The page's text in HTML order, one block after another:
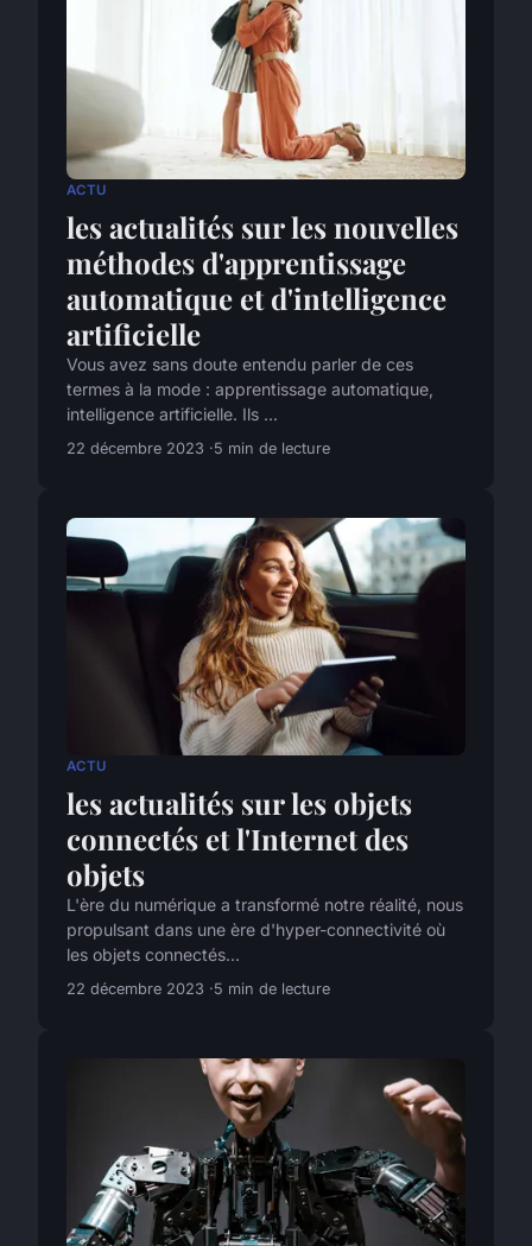
ACTU
les actualités sur les nouvelles
méthodes d'apprentissage
automatique et d'intelligence
artificielle
Vous avez sans doute entendu parler de ces
termes à la mode : apprentissage automatique,
intelligence artificielle. Ils ...
22 décembre 2023 5 min de lecture
ACTU
les actualités sur les objets
connectés et l'Internet des
objets
L'ère du numérique a transformé notre réalité, nous
propulsant dans une ère d'hyper-connectivité où
les objets connectés...
22 décembre 2023 5 min de lecture